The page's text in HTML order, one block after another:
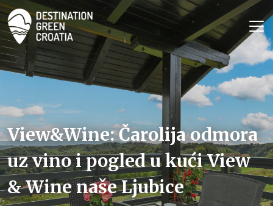
View&Wine: Čarolija odmora
uz vino i pogled u kući View
& Wine naše Ljubice